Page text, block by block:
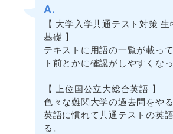
A.
【 大学入学共通テスト対策
基礎 】
テキストに用語の一覧が載っ
ト前とかに確認がしやすくなっ
【 上位国公立大総合英語 】
色々な難関大学の過去問をや
英語に慣れて共通テストの英
る。